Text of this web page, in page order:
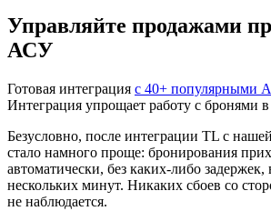
Управляйте продажами
АСУ
Готовая интеграция с 40+ популярными
Интеграция упрощает работу с бронями в
Безусловно, после интеграции TL с
стало намного проще: бронирования
автоматически, без каких-либо задержек,
нескольких минут. Никаких сбоев со
не наблюдается.